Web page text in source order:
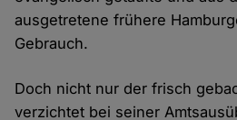
ausgetretene frühere
Gebrauch.
Doch nicht nur der frisch
verzichtet bei seiner